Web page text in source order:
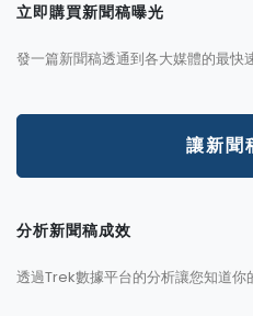
立即購買新聞稿曝光
發一篇新聞稿透通到各大媒體的最快
讓新聞
分析新聞稿成效
透過Trek數據平台的分析讓您知道你